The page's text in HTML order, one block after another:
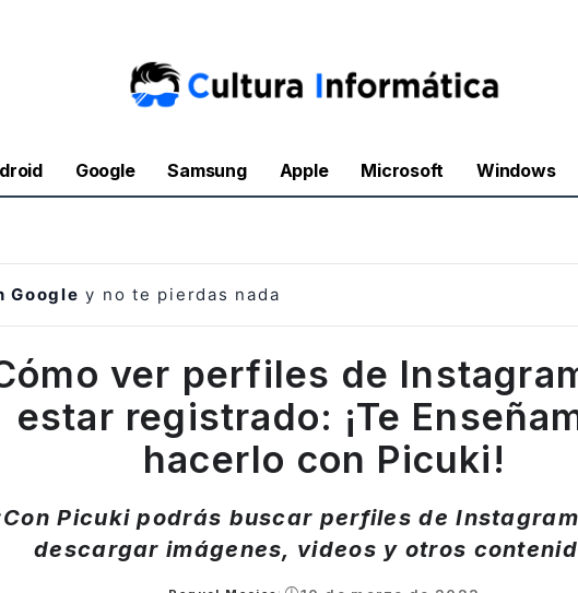
Google Samsung Apple Microsoft Windows
Google y no te pierdas nada
ver perfiles de
estar registrado: ¡Te
hacerlo con Picuki!
Picuki podrás buscar perfiles de
descargar imágenes, videos y otros